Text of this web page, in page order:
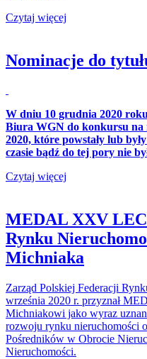
Czytaj więcej
Nominacje do
W dniu 10 grudnia 2020
Biura WGN do konkursu
2020, które powstały lub
czasie bądź do tej pory nie
Czytaj więcej
MEDAL XXV
Rynku
Michniaka
Zarząd Polskiej Federacji
września 2020 r. przyznał
Michniakowi jako wyraz
rozwoju rynku nieruchomości
Pośredników w Obrocie
Nieruchomości.